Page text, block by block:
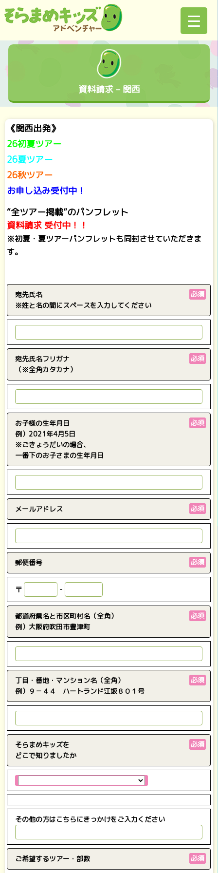
資料請求 – 関西
《関西出発》
26初夏ツアー
26夏ツアー
26秋ツアー
お申し込み受付中！
“全ツアー掲載”のパンフレット
資料請求 受付中！！
※初夏・夏ツアーパンフレットも同封させていただきま
す。
宛先氏名
※姓と名の間にスペースを入力してください
必須
宛先氏名フリガナ
（※全角カタカナ）
必須
お子様の生年月日
例）2021年4月5日
※ごきょうだいの場合、
一番下のお子さまの生年月日
必須
メールアドレス 必須
郵便番号 必須
〒 -
都道府県名と市区町村名 （全角）
例）大阪府吹田市豊津町
必須
丁目・番地・マンション名 （全角）
例）９－４４ ハートランド江坂８０１号
必須
そらまめキッズを
どこで知りましたか
必須
その他の方はこちらにきっかけをご入力ください
ご希望するツアー・部数 必須